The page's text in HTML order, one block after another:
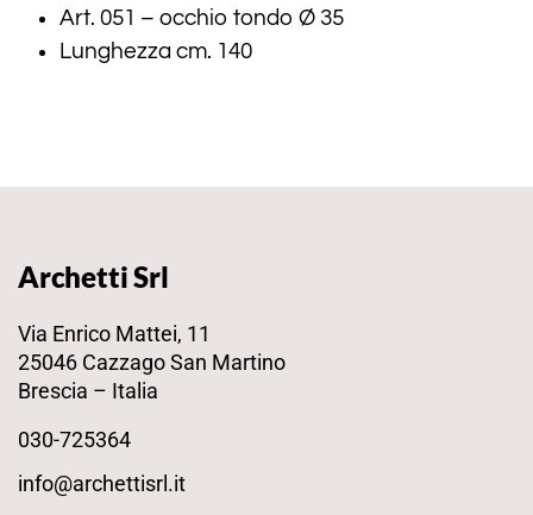
Art. 051 – occhio tondo Ø 35
Lunghezza cm. 140
Archetti Srl
Via Enrico Mattei, 11
25046 Cazzago San Martino
Brescia – Italia
030-725364
info@archettisrl.it